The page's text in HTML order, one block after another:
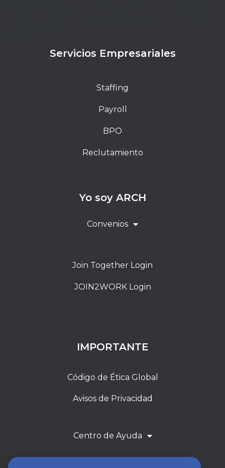
Servicios Empresariales
Staffing
Payroll
BPO
Reclutamiento
Yo soy ARCH
Convenios
Join Together Login
JOIN2WORK Login
IMPORTANTE
Código de Ética Global
Avisos de Privacidad
Centro de Ayuda